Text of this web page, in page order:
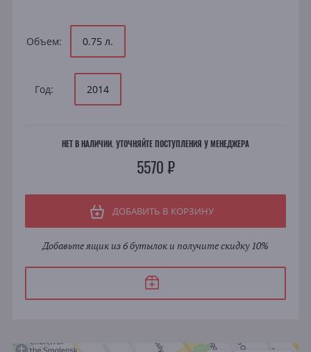
Объем: 0.75 л.
Год: 2014
НЕТ В НАЛИЧИИ. УТОЧНЯЙТЕ ПОСТУПЛЕНИЯ У МЕНЕДЖЕРА
5570 ₽
ДОБАВИТЬ В КОРЗИНУ
Добавьте ящик из 6 бутылок и получите скидку 10%